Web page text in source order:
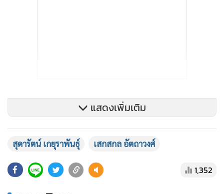
รวมถึงมาตรการดูแลผู้ป่วยที่ต้องรักษาตัวที่บ้าน หรือ Home
Isolation และ Community Isolation การดูแลตนเองในระบบ
อาการไม่รุนแรงในชุมชนนั้น กระทรวงสาธารณสุขเร่งให้ดำเนิน
แสดงเพิ่มเติม
สุดารัตน์ เกยุราพันธุ์ เสกสกล อัตถาวงศ์
1,352